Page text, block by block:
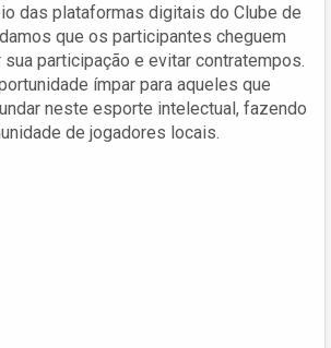
das plataformas digitais do Clube de
que os participantes cheguem
sua participação e evitar contratempos.
ímpar para aqueles que
neste esporte intelectual, fazendo
de jogadores locais.